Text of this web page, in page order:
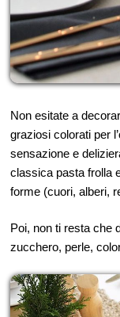
Non esitate a
graziosi colorati per
sensazione e
classica pasta frolla
forme (cuori, alberi,
Poi, non ti resta che
zucchero, perle,